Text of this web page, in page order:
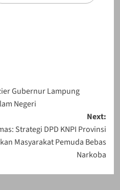
Gubernur Lampung
Negeri
Next:
Strategi DPD KNPI Provinsi
Masyarakat Pemuda Bebas
Narkoba